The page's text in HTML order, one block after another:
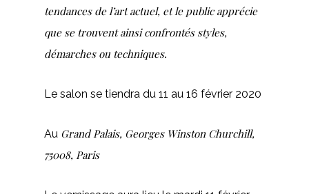
tendances de l’art actuel, et le public apprécie
que se trouvent ainsi confrontés styles,
démarches ou techniques.
Le salon se tiendra du 11 au 16 février 2020
Au Grand Palais, Georges Winston Churchill,
75008, Paris